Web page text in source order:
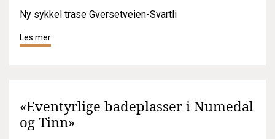
Ny sykkel trase Gversetveien-Svartli
Les mer
«Eventyrlige badeplasser i Numedal
og Tinn»